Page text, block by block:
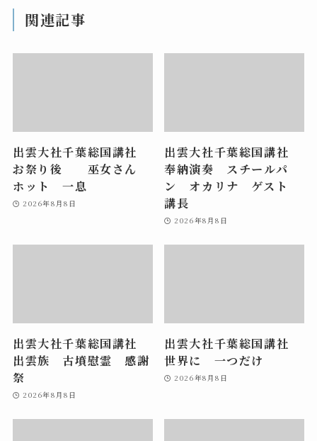
関連記事
出雲大社千葉総国講社
お祭り後 巫女さん
ホット 一息
2026年8月8日
出雲大社千葉総国講社
奉納演奏 スチールパ
ン オカリナ ゲスト
講長
2026年8月8日
出雲大社千葉総国講社
出雲族 古墳慰霊 感謝
祭
2026年8月8日
出雲大社千葉総国講社
世界に 一つだけ
2026年8月8日